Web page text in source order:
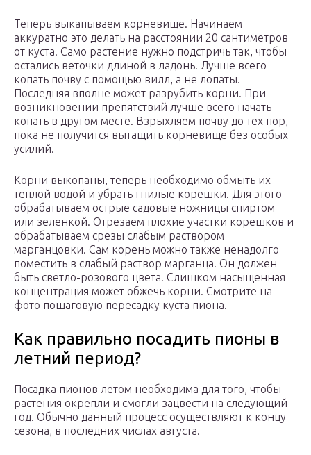
Теперь выкапываем корневище. Начинаем
аккуратно это делать на расстоянии 20 сантиметров
от куста. Само растение нужно подстричь так, чтобы
остались веточки длиной в ладонь. Лучше всего
копать почву с помощью вилл, а не лопаты.
Последняя вполне может разрубить корни. При
возникновении препятствий лучше всего начать
копать в другом месте. Взрыхляем почву до тех пор,
пока не получится вытащить корневище без особых
усилий.
Корни выкопаны, теперь необходимо обмыть их
теплой водой и убрать гнилые корешки. Для этого
обрабатываем острые садовые ножницы спиртом
или зеленкой. Отрезаем плохие участки корешков и
обрабатываем срезы слабым раствором
марганцовки. Сам корень можно также ненадолго
поместить в слабый раствор марганца. Он должен
быть светло-розового цвета. Слишком насыщенная
концентрация может обжечь корни. Смотрите на
фото пошаговую пересадку куста пиона.
Как правильно посадить пионы в
летний период?
Посадка пионов летом необходима для того, чтобы
растения окрепли и смогли зацвести на следующий
год. Обычно данный процесс осуществляют к концу
сезона, в последних числах августа.